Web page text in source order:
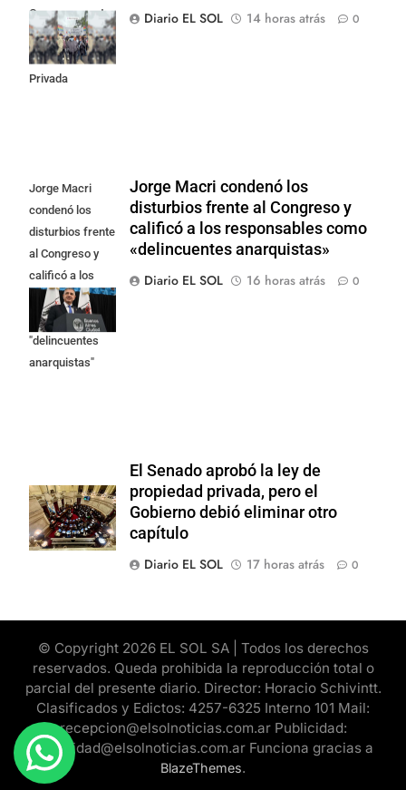
Congreso contra
la Ley de
Propiedad
Privada
Diario EL SOL
14 horas atrás 0
Jorge Macri
condenó los
disturbios frente
al Congreso y
calificó a los
responsables
como
"delincuentes
anarquistas"
Jorge Macri condenó los
disturbios frente al Congreso y
calificó a los responsables como
«delincuentes anarquistas»
Diario EL SOL
16 horas atrás 0
El Senado aprobó la ley de
propiedad privada, pero el
Gobierno debió eliminar otro
capítulo
Diario EL SOL
17 horas atrás 0
© Copyright 2026 EL SOL SA | Todos los derechos
reservados. Queda prohibida la reproducción total o
parcial del presente diario. Director: Horacio Schivintt.
Clasificados y Edictos: 4257-6325 Interno 101 Mail:
recepcion@elsolnoticias.com.ar Publicidad:
publicidad@elsolnoticias.com.ar Funciona gracias a
BlazeThemes.